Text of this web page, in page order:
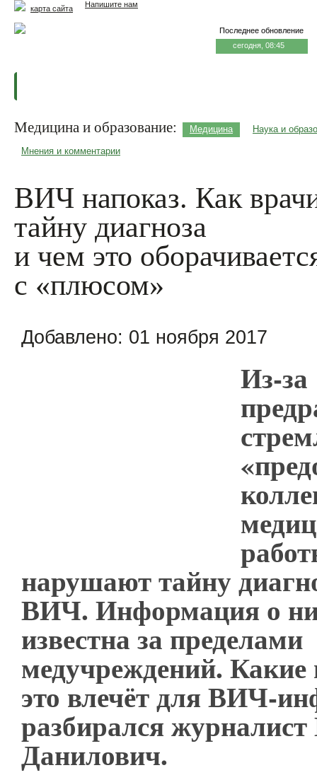
Напишите нам
карта сайта
Последнее обновление
сегодня, 08:45
Медицина и образование: Медицина Наука и
Мнения и комментарии
ВИЧ напоказ. Как
тайну диагноза
и чем это
с «плюсом»
Добавлено: 01 ноября 2017
Из-за
нарушают тайну
ВИЧ. Информация о
известна за пределами
медучреждений. Какие
это влечёт для ВИЧ-
разбирался
Данилович.